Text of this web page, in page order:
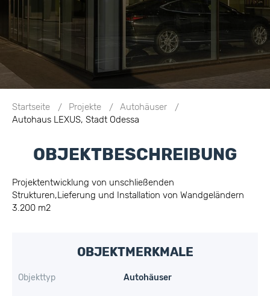
Startseite Projekte
Autohäuser
Autohaus LEXUS, Stadt Odessa
OBJEKTBESCHREIBUNG
Projektentwicklung von unschließenden
Strukturen,Lieferung und Installation von Wandgeländern
3.200 m2
OBJEKTMERKMALE
Objekttyp Autohäuser